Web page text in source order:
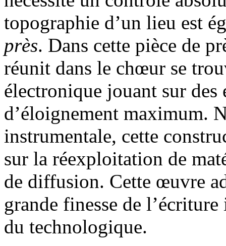
topographie d’un lieu est
près. Dans cette pièce de
réunit dans le chœur se
électronique jouant sur
d’éloignement maximum.
instrumentale, cette
sur la réexploitation de
de diffusion. Cette œuvre
grande finesse de
du technologique.